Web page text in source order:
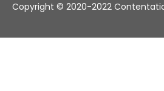
Copyright © 2020-2022